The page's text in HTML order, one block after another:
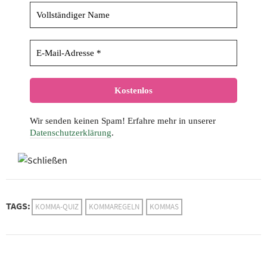
Wir senden keinen Spam! Erfahre mehr in unserer
Datenschutzerklärung.
TAGS: KOMMA-QUIZ KOMMAREGELN KOMMAS